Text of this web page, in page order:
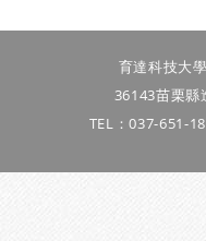
育達科技大
36143苗栗縣
TEL：037-651-